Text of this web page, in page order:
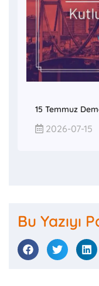
15 Temmuz
2026-07-15
Bu Yazıyı